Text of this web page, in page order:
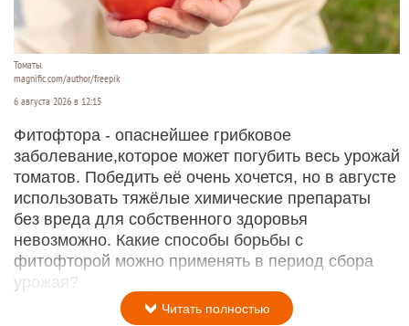
Томаты.
magnific.com/author/freepik
6 августа 2026 в 12:15
Фитофтора - опаснейшее грибковое
заболевание,которое может погубить весь урожай
томатов. Победить её очень хочется, но в августе
использовать тяжёлые химические препараты
без вреда для собственного здоровья
невозможно. Какие способы борьбы с
фитофторой можно применять в период сбора
урожая?
Читать полностью